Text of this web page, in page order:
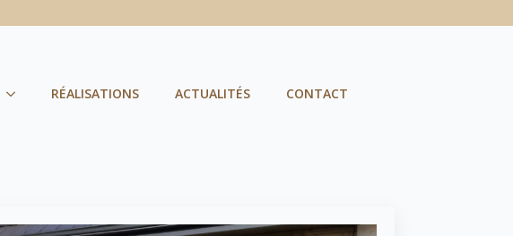
RÉALISATIONS ACTUALITÉS CONTACT